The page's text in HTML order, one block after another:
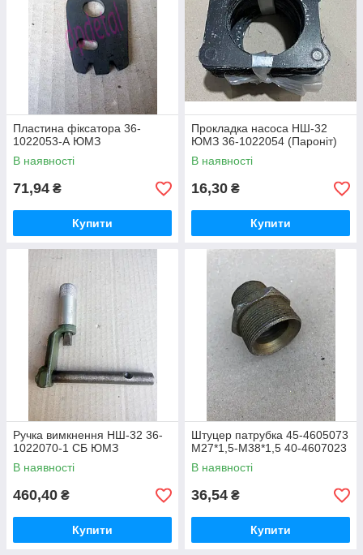
низькі ціни на запчастини;
великий вибір деталей;
висока якість;
офіційні гарантії від виробника;
зручний каталог із докладними описами технічних
характеристик, фото та артикулами;
доставка по всій країні;
консультаційна допомога в процесі вибору;
можливість придбання товару гуртом і в роздріб.
виробниками, тому можемо гарантувати високу якість кожної
деталі в каталозі. Широкий асортимент дасть змогу підібрати
будь-які запчастини для системи змащення. Для постійних
клієнтів, гуртових закупників ми підготували цікаві комерційні
пропозиції, які зроблять співпрацю з нами максимально
вигідною, комфортною. Для того, щоб оформити
замовлення, просимо телефонувати нам за зазначеними в
контактній інформації телефонам. Надсилати заявку на
комплектуючі можна й самостійно, зібравши у віртуальному
кошику бажану кількість запчастин.
Пластина фіксатора 36-
1022053-А ЮМЗ
В наявності
71,94 ₴
Купити
Прокладка насоса НШ-32
ЮМЗ 36-1022054 (Пароніт)
В наявності
16,30 ₴
Купити
Ручка вимкнення НШ-32 36-
1022070-1 СБ ЮМЗ
В наявності
460,40 ₴
Купити
Штуцер патрубка 45-4605073
М27*1,5-М38*1,5 40-4607023
В наявності
36,54 ₴
Купити